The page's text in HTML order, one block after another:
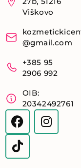
Viškovo
@gmail.com
+385 95
2906 992
OIB:
20342492761